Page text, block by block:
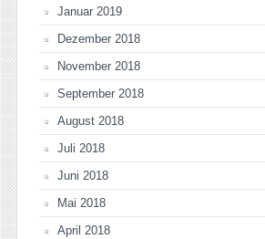
Januar 2019
Dezember 2018
November 2018
September 2018
August 2018
Juli 2018
Juni 2018
Mai 2018
April 2018